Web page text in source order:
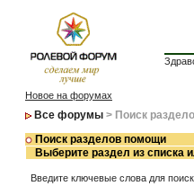
Новое на форумах
Все форумы > Поиск
Поиск разделов помощи
Выберите раздел из списка
Введите ключевые слова для